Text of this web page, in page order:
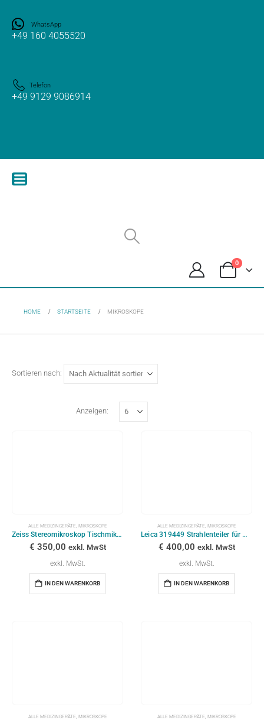
WhatsApp
+49 160 4055520
Telefon
+49 9129 9086914
0
HOME STARTSEITE MIKROSKOPE
Sortieren nach:
Anzeigen:
ALLE MEDIZINGERÄTE MIKROSKOPE
Zeiss Stereomikroskop Tischmikroskop
€ 350,00 exkl. MwSt
exkl. MwSt.
IN DEN WARENKORB
ALLE MEDIZINGERÄTE MIKROSKOPE
Leica 319449 Strahlenteiler für OP-Mikroskop VIS.50%
€ 400,00 exkl. MwSt
exkl. MwSt.
IN DEN WARENKORB
ALLE MEDIZINGERÄTE MIKROSKOPE ALLE MEDIZINGERÄTE MIKROSKOPE